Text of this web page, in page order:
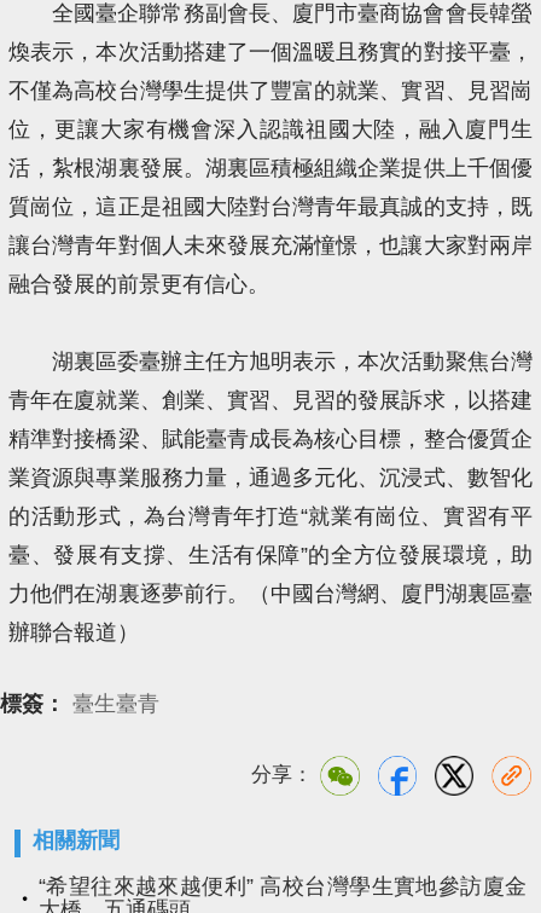
全國臺企聯常務副會長、廈門市臺商協會會長韓螢
煥表示，本次活動搭建了一個溫暖且務實的對接平臺，
不僅為高校台灣學生提供了豐富的就業、實習、見習崗
位，更讓大家有機會深入認識祖國大陸，融入廈門生
活，紮根湖裏發展。湖裏區積極組織企業提供上千個優
質崗位，這正是祖國大陸對台灣青年最真誠的支持，既
讓台灣青年對個人未來發展充滿憧憬，也讓大家對兩岸
融合發展的前景更有信心。
湖裏區委臺辦主任方旭明表示，本次活動聚焦台灣
青年在廈就業、創業、實習、見習的發展訴求，以搭建
精準對接橋梁、賦能臺青成長為核心目標，整合優質企
業資源與專業服務力量，通過多元化、沉浸式、數智化
的活動形式，為台灣青年打造“就業有崗位、實習有平
臺、發展有支撐、生活有保障”的全方位發展環境，助
力他們在湖裏逐夢前行。（中國台灣網、廈門湖裏區臺
辦聯合報道）
標簽： 臺生臺青
分享：
相關新聞
“希望往來越來越便利” 高校台灣學生實地參訪廈金